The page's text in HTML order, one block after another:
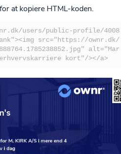
at kopiere HTML-koden.
users/public-profile/4008
src="https://ownr.dk/
alt="Mar
kort"/></a>